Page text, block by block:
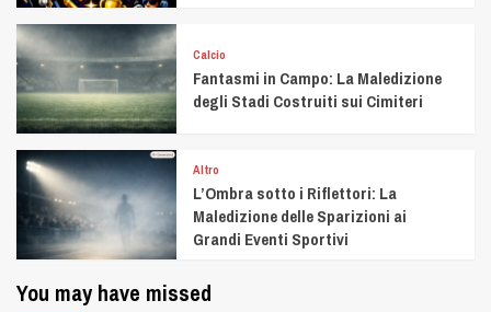
Calcio
Fantasmi in Campo: La Maledizione
degli Stadi Costruiti sui Cimiteri
Altro
L’Ombra sotto i Riflettori: La
Maledizione delle Sparizioni ai
Grandi Eventi Sportivi
You may have missed